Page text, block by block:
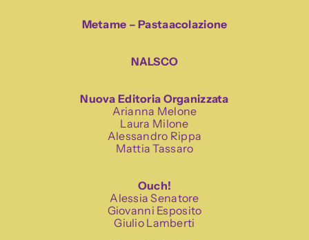
Metame – Pastaacolazione
NALSCO
Nuova Editoria Organizzata
Arianna Melone
Laura Milone
Alessandro Rippa
Mattia Tassaro
Ouch!
Alessia Senatore
Giovanni Esposito
Giulio Lamberti